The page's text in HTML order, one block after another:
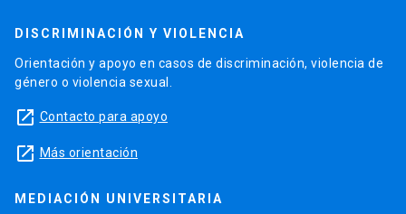
DISCRIMINACIÓN Y VIOLENCIA
Orientación y apoyo en casos de discriminación, violencia de
género o violencia sexual.
launch Contacto para apoyo
launch Más orientación
MEDIACIÓN UNIVERSITARIA